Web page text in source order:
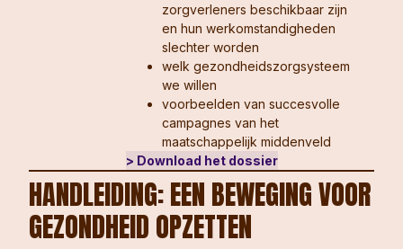
zorgverleners beschikbaar zijn
en hun werkomstandigheden
slechter worden
welk gezondheidszorgsysteem
we willen
voorbeelden van succesvolle
campagnes van het
maatschappelijk middenveld
> Download het dossier
HANDLEIDING: EEN BEWEGING VOOR
GEZONDHEID OPZETTEN